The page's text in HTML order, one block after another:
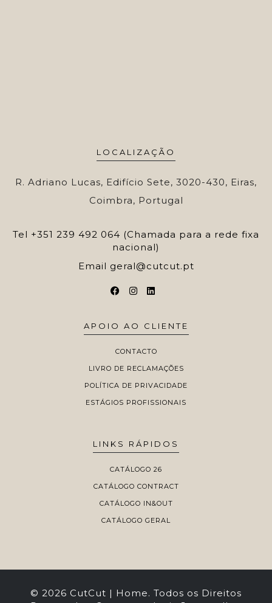
LOCALIZAÇÃO
R. Adriano Lucas, Edifício Sete, 3020-430, Eiras,
Coimbra, Portugal
Tel +351 239 492 064 (Chamada para a rede fixa
nacional)
Email geral@cutcut.pt
APOIO AO CLIENTE
CONTACTO
LIVRO DE RECLAMAÇÕES
POLÍTICA DE PRIVACIDADE
ESTÁGIOS PROFISSIONAIS
LINKS RÁPIDOS
CATÁLOGO 26
CATÁLOGO CONTRACT
CATÁLOGO IN&OUT
CATÁLOGO GERAL
© 2026 CutCut | Home. Todos os Direitos